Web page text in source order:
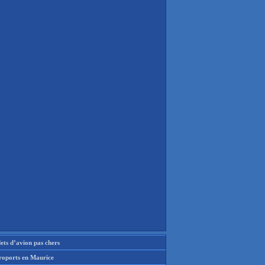
d’avion pas chers
en Maurice